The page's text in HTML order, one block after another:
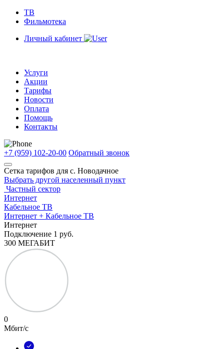
ТВ
Фильмотека
Личный кабинет
Услуги
Акции
Тарифы
Новости
Оплата
Помощь
Контакты
+7 (959) 102-20-00 Обратный звонок
Сетка тарифов для с. Новодачное
Выбрать другой населенный пункт
Частный сектор
Интернет
Кабельное ТВ
Интернет + Кабельное ТВ
Интернет
Подключение 1 руб.
300 МЕГАБИТ
0
Мбит/с